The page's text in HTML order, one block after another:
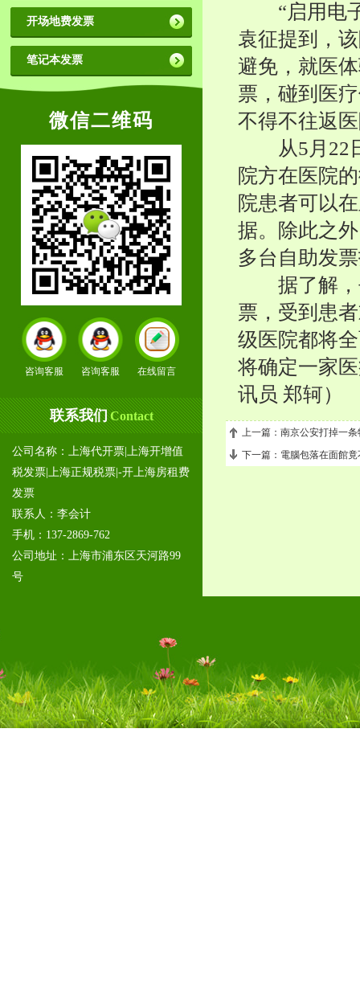
开场地费发票
笔记本发票
微信二维码
咨询客服 咨询客服 在线留言
联系我们Contact
公司名称：上海代开票|上海开增值
税发票|上海正规税票|-开上海房租费
发票
联系人：李会计
手机：137-2869-762
公司地址：上海市浦东区天河路99
号
“启用电子
袁征提到，
避免，就医
票，碰到医
不得不往返
从5月22日
院方在医院
院患者可以
据。除此之
多台自助发
据了解，
票，受到患
级医院都将
将确定一家
讯员 郑轲）
上一篇： 南京公安打掉一
下一篇： 電腦包落在面館